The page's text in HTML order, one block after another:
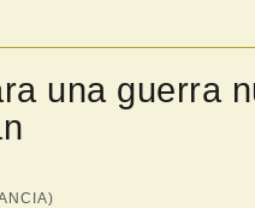
una guerra